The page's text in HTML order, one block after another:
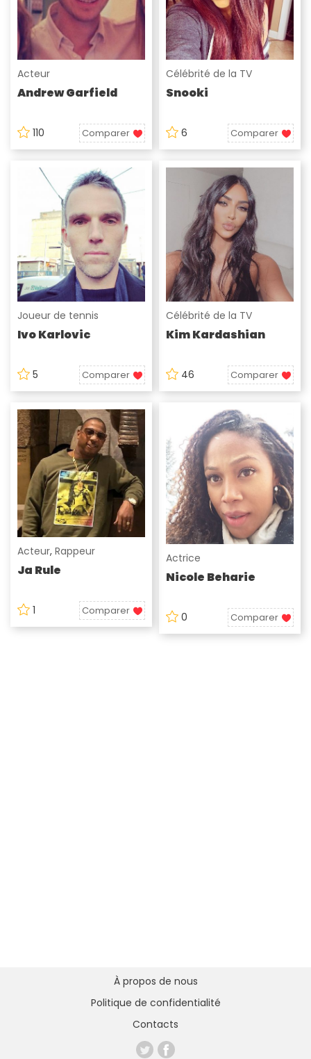
Acteur
Andrew Garfield
110 Comparer
Célébrité de la TV
Snooki
6 Comparer
Joueur de tennis
Ivo Karlovic
5 Comparer
Célébrité de la TV
Kim Kardashian
46 Comparer
Acteur, Rappeur
Ja Rule
1 Comparer
Actrice
Nicole Beharie
0 Comparer
À propos de nous
Politique de confidentialité
Contacts